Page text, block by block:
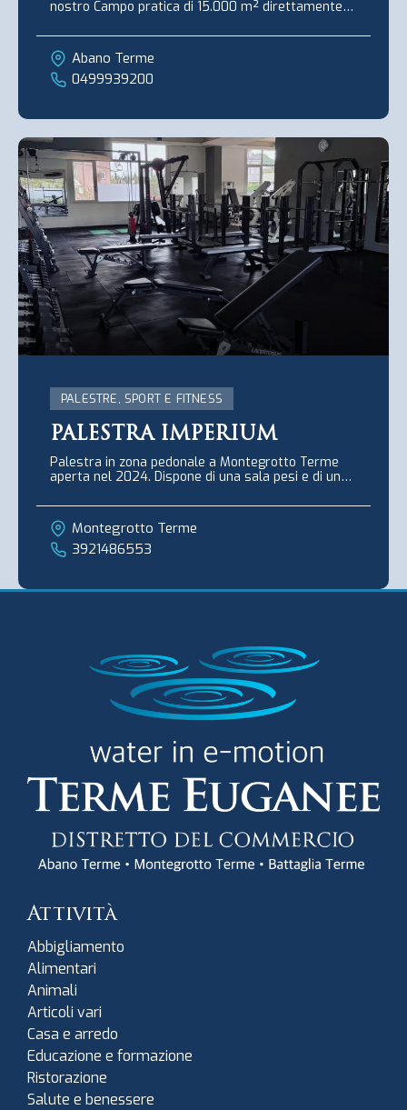
nostro Campo pratica di 15.000 m² direttamente
Abano Terme
0499939200
PALESTRE, SPORT E FITNESS
PALESTRA IMPERIUM
Palestra in zona pedonale a Montegrotto Terme
aperta nel 2024. Dispone di una sala pesi e di una
Montegrotto Terme
‭3921486553‬
Attività
Abbigliamento
Alimentari
Animali
Articoli vari
Casa e arredo
Educazione e formazione
Ristorazione
Salute e benessere